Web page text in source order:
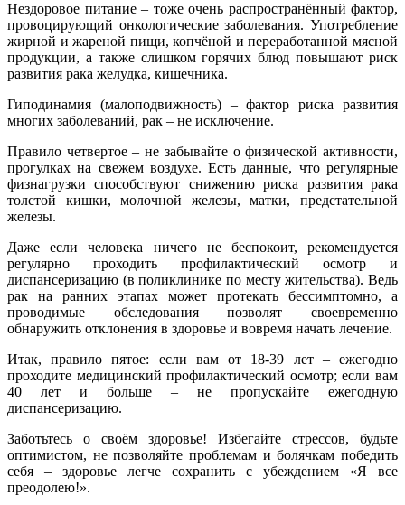
Нездоровое питание – тоже очень распространённый фактор,
провоцирующий онкологические заболевания. Употребление
жирной и жареной пищи, копчёной и переработанной мясной
продукции, а также слишком горячих блюд повышают риск
развития рака желудка, кишечника.
Гиподинамия (малоподвижность) – фактор риска развития
многих заболеваний, рак – не исключение.
Правило четвертое – не забывайте о физической активности,
прогулках на свежем воздухе. Есть данные, что регулярные
физнагрузки способствуют снижению риска развития рака
толстой кишки, молочной железы, матки, предстательной
железы.
Даже если человека ничего не беспокоит, рекомендуется
регулярно проходить профилактический осмотр и
диспансеризацию (в поликлинике по месту жительства). Ведь
рак на ранних этапах может протекать бессимптомно, а
проводимые обследования позволят своевременно
обнаружить отклонения в здоровье и вовремя начать лечение.
Итак, правило пятое: если вам от 18-39 лет – ежегодно
проходите медицинский профилактический осмотр; если вам
40 лет и больше – не пропускайте ежегодную
диспансеризацию.
Заботьтесь о своём здоровье! Избегайте стрессов, будьте
оптимистом, не позволяйте проблемам и болячкам победить
себя – здоровье легче сохранить с убеждением «Я все
преодолею!».